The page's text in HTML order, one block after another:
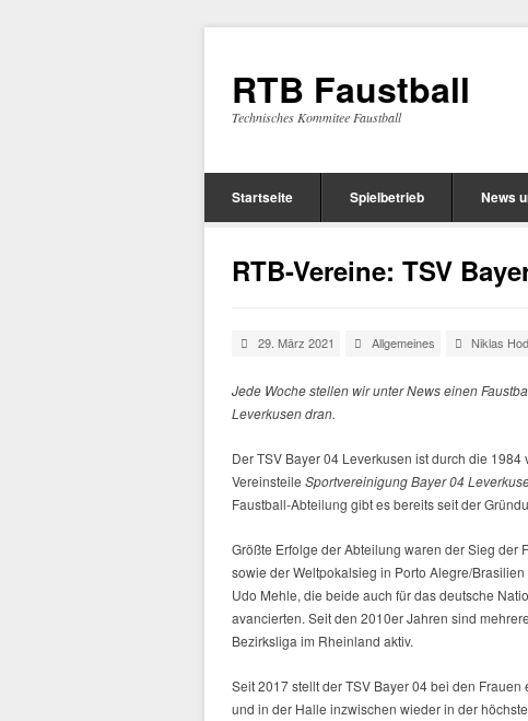
RTB Faustball
Technisches Kommitee Faustball
Startseite Spielbetrieb News
RTB-Vereine: TSV
29. März 2021 Allgemeines Niklas
Jede Woche stellen wir unter News einen
Leverkusen dran.
Der TSV Bayer 04 Leverkusen ist durch die
Vereinsteile Sportvereinigung Bayer 04
Faustball-Abteilung gibt es bereits seit der
Größte Erfolge der Abteilung waren der Sieg der
sowie der Weltpokalsieg in Porto Alegre/
Udo Mehle, die beide auch für das deutsche
avancierten. Seit den 2010er Jahren sind
Bezirksliga im Rheinland aktiv.
Seit 2017 stellt der TSV Bayer 04 bei den
und in der Halle inzwischen wieder in der